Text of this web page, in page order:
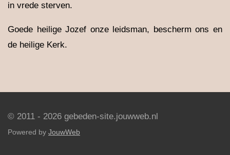
in vrede sterven.
Goede heilige Jozef onze leidsman, bescherm ons en
de heilige Kerk.
© 2011 - 2026 gebeden-site.jouwweb.nl
Powered by JouwWeb